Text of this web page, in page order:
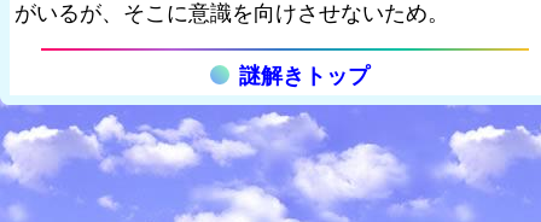
がいるが、そこに意識を向けさせないため。
謎解きトップ